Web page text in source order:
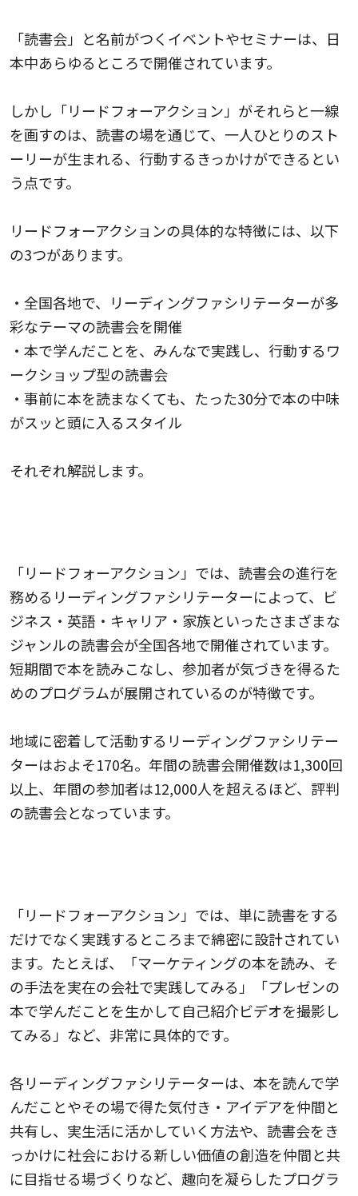
「読書会」と名前がつくイベントやセミナーは、日
本中あらゆるところで開催されています。
しかし「リードフォーアクション」がそれらと一線
を画すのは、読書の場を通じて、一人ひとりのスト
ーリーが生まれる、行動するきっかけができるとい
う点です。
リードフォーアクションの具体的な特徴には、以下
の3つがあります。
・全国各地で、リーディングファシリテーターが多
彩なテーマの読書会を開催
・本で学んだことを、みんなで実践し、行動するワ
ークショップ型の読書会
・事前に本を読まなくても、たった30分で本の中味
がスッと頭に入るスタイル
それぞれ解説します。
「リードフォーアクション」では、読書会の進行を
務めるリーディングファシリテーターによって、ビ
ジネス・英語・キャリア・家族といったさまざまな
ジャンルの読書会が全国各地で開催されています。
短期間で本を読みこなし、参加者が気づきを得るた
めのプログラムが展開されているのが特徴です。
地域に密着して活動するリーディングファシリテー
ターはおよそ170名。年間の読書会開催数は1,300回
以上、年間の参加者は12,000人を超えるほど、評判
の読書会となっています。
「リードフォーアクション」では、単に読書をする
だけでなく実践するところまで綿密に設計されてい
ます。たとえば、「マーケティングの本を読み、そ
の手法を実在の会社で実践してみる」「プレゼンの
本で学んだことを生かして自己紹介ビデオを撮影し
てみる」など、非常に具体的です。
各リーディングファシリテーターは、本を読んで学
んだことやその場で得た気付き・アイデアを仲間と
共有し、実生活に活かしていく方法や、読書会をき
っかけに社会における新しい価値の創造を仲間と共
に目指せる場づくりなど、趣向を凝らしたプログラ